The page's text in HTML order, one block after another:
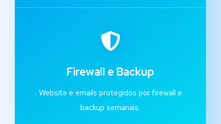
Firewall e Backup
Website e emails protegidos por firewall e
backup semanais.